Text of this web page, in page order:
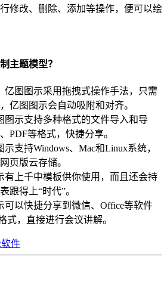
修改、删除、添加等操作，便可以绘
主题模型？
亿图图示采用拖拽式操作手法，只需
亿图图示会自动吸附和对齐。
图示支持多种格式的文件导入和导
PDF等格式，快捷分享。
示支持Windows、Mac和Linux系统，
页版云存储。
有上千中模板供你使用，而且还会持
跟得上“时代”。
可以快捷分享到微信、Office等软件
式，直接进行会议讲解。
件